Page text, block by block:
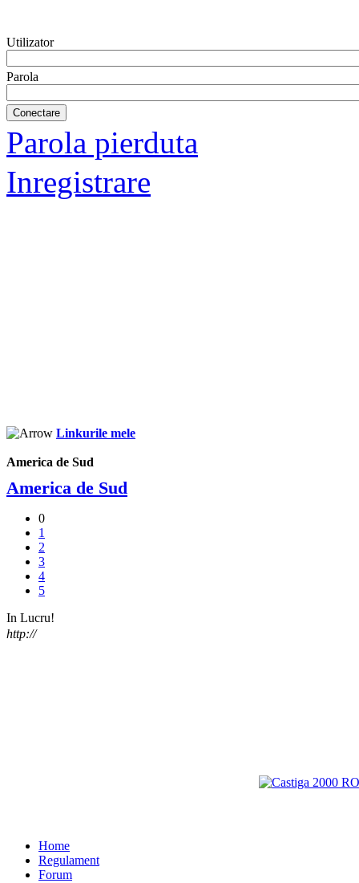
Utilizator
Parola
Parola pierduta
Inregistrare
Linkurile mele
America de Sud
America de Sud
0
1
2
3
4
5
In Lucru!
http://
Home
Regulament
Forum